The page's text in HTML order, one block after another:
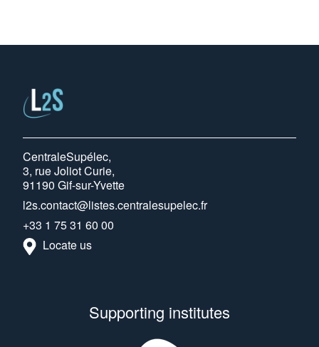
CentraleSupélec,
3, rue Joliot Curie,
91190 Gif-sur-Yvette
l2s.contact@listes.centralesupelec.fr
+33 1 75 31 60 00
Locate us
Supporting institutes